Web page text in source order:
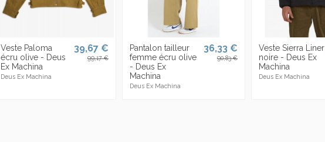
Veste Paloma
écru olive - Deus
Ex Machina
Deus Ex Machina
39,67 €
99,17 €
Pantalon tailleur
femme écru olive
- Deus Ex
Machina
Deus Ex Machina
36,33 €
90,83 €
Veste Sierra Liner
noire - Deus Ex
Machina
Deus Ex Machina